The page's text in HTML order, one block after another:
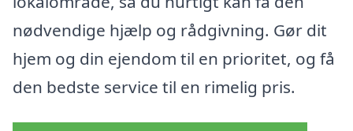
nødvendige hjælp og rådgivning. Gør dit
hjem og din ejendom til en prioritet, og få
den bedste service til en rimelig pris.